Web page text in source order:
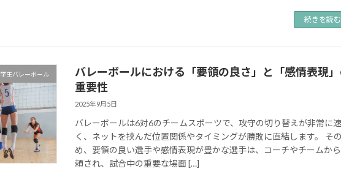
続きを読む
学生バレーボール
バレーボールにおける「要領の良さ」と「感情表現
重要性
2025年9月5日
バレーボールは6対6のチームスポーツで、攻守の切り替えが非常に速
く、ネットを挟んだ位置関係やタイミングが勝敗に直結します。 そ
め、要領の良い選手や感情表現が豊かな選手は、コーチやチームか
頼され、試合中の重要な場面 […]